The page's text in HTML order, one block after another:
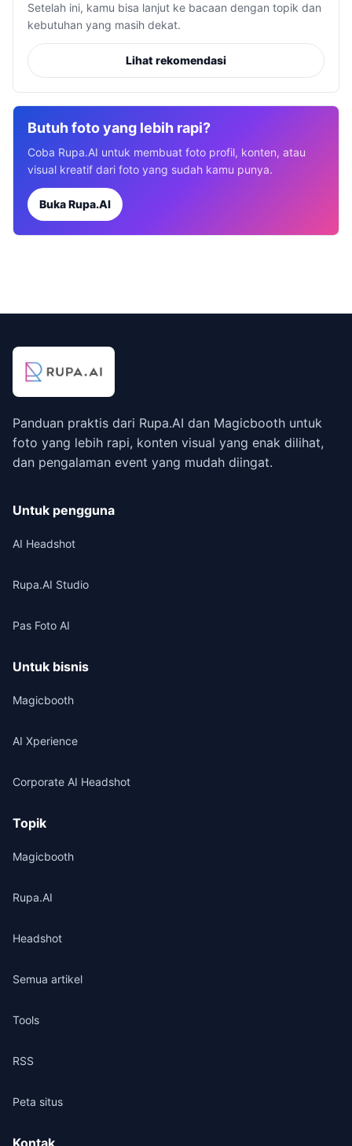
Setelah ini, kamu bisa lanjut ke bacaan dengan topik dan
kebutuhan yang masih dekat.
Lihat rekomendasi
Butuh foto yang lebih rapi?
Coba Rupa.AI untuk membuat foto profil, konten, atau
visual kreatif dari foto yang sudah kamu punya.
Buka Rupa.AI
Panduan praktis dari Rupa.AI dan Magicbooth untuk
foto yang lebih rapi, konten visual yang enak dilihat,
dan pengalaman event yang mudah diingat.
Untuk pengguna
AI Headshot
Rupa.AI Studio
Pas Foto AI
Untuk bisnis
Magicbooth
AI Xperience
Corporate AI Headshot
Topik
Magicbooth
Rupa.AI
Headshot
Semua artikel
Tools
RSS
Peta situs
Kontak